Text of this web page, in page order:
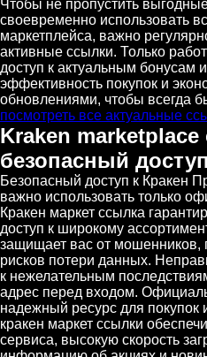
Чтобы не пропустить
своевременно использовать
маркетплейса, важно
активные ссылки. Только
доступ к актуальным бонусам
эффективность покупок и
обновлениями, чтобы всегда
посмотреть все актуальные
Kraken
безопасный доступ
Безопасный доступ к Кракен
важно использовать только
Кракен маркет ссылка
доступ к широкому
защищает вас от мошенников,
рисков потери данных.
к нежелательным
адрес перед входом.
надежный ресурс для покупок
кракен маркет ссылки
сервиса, высокую скорость